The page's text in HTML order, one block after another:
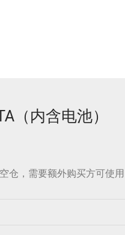
（内含电池）
仓，需要额外购买方可使用